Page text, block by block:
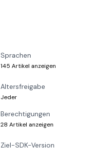
Sprachen
145 Artikel anzeigen
Altersfreigabe
Jeder
Berechtigungen
28 Artikel anzeigen
Ziel-SDK-Version